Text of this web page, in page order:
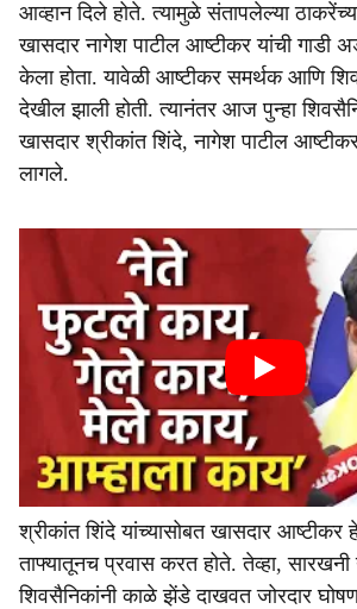
आव्हान दिले होते. त्यामुळे संतापलेल्या
खासदार नागेश पाटील आष्टीकर यांची गाडी
केला होता. यावेळी आष्टीकर समर्थक आणि
देखील झाली होती. त्यानंतर आज पुन्हा
खासदार श्रीकांत शिंदे, नागेश पाटील
लागले.
श्रीकांत शिंदे यांच्यासोबत खासदार आष्टीकर
ताफ्यातूनच प्रवास करत होते. तेव्हा,
शिवसैनिकांनी काळे झेंडे दाखवत जोरदार